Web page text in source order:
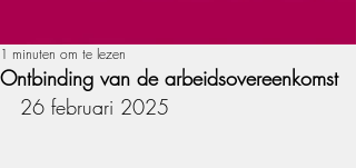
Ontbinding van de arbeidsovereenkomst
1 minuten om te lezen
26 februari 2025